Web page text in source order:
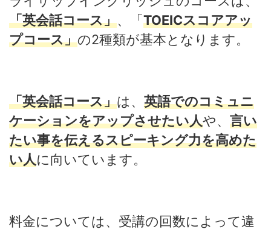
「英会話コース」、「TOEICスコアアッ
プコース」の2種類が基本となります。
「英会話コース」は、 英語でのコミュニ
ケーションをアップさせたい人や、 言い
たい事を伝えるスピーキング力を高めた
い人に向いています。
料金については、受講の回数によって違